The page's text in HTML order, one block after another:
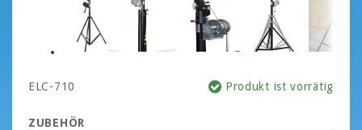
ELC-710 Produkt ist vorrätig
ZUBEHÖR